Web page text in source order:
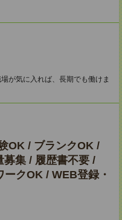
気に入れば、長期でも働けま
OK / ブランクOK /
募集 / 履歴書不要 /
クOK / WEB登録・